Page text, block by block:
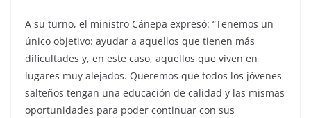
A su turno, el ministro Cánepa expresó: “Tenemos un
único objetivo: ayudar a aquellos que tienen más
dificultades y, en este caso, aquellos que viven en
lugares muy alejados. Queremos que todos los jóvenes
salteños tengan una educación de calidad y las mismas
oportunidades para poder continuar con sus